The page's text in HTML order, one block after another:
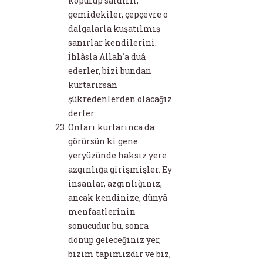
gemidekiler, çepçevre o
dalgalarla kuşatılmış
sanırlar kendilerini.
İhlâsla Allah´a duâ
ederler, bizi bundan
kurtarırsan
şükredenlerden olacağız
derler.
Onları kurtarınca da
görürsün ki gene
yeryüzünde haksız yere
azgınlığa girişmişler. Ey
insanlar, azgınlığınız,
ancak kendinize, dünyâ
menfaatlerinin
sonucudur bu, sonra
dönüp geleceğiniz yer,
bizim tapımızdır ve biz,